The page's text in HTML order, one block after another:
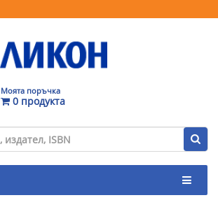
Моята поръчка
0 продукта